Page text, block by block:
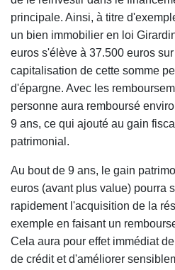
principale. Ainsi, à titre
un bien immobilier en loi
euros s'élève à 37.500 euros
capitalisation de cette somme
d'épargne. Avec les
personne aura remboursé
9 ans, ce qui ajouté au gain
patrimonial.
Au bout de 9 ans, le gain
euros (avant plus value) pourra
rapidement l'acquisition de la
exemple en faisant un
Cela aura pour effet immédiat
de crédit et d'améliorer